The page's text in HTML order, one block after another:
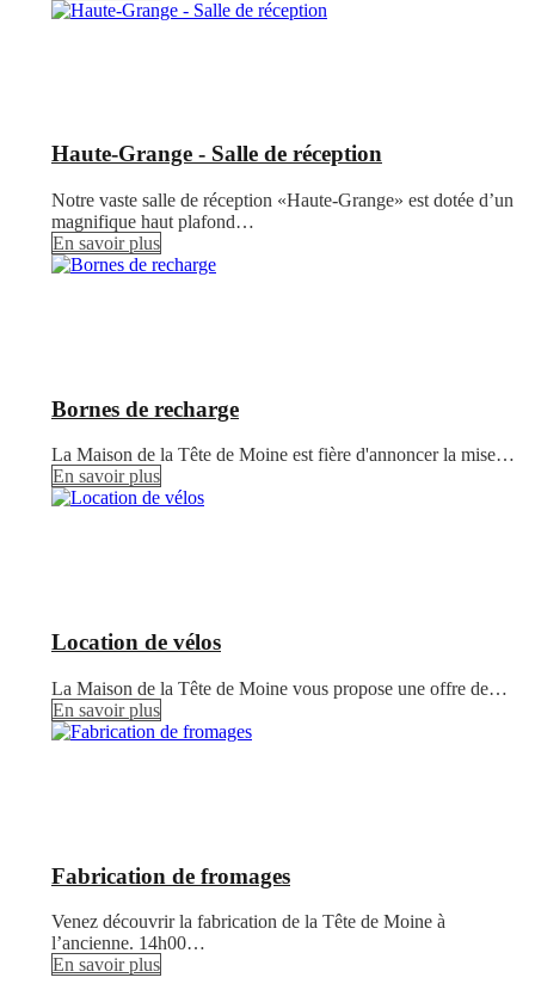
Haute-Grange - Salle de réception
Notre vaste salle de réception «Haute-Grange» est dotée d’un
magnifique haut plafond…
En savoir plus
Bornes de recharge
La Maison de la Tête de Moine est fière d'annoncer la mise…
En savoir plus
Location de vélos
La Maison de la Tête de Moine vous propose une offre de…
En savoir plus
Fabrication de fromages
Venez découvrir la fabrication de la Tête de Moine à
l’ancienne. 14h00…
En savoir plus